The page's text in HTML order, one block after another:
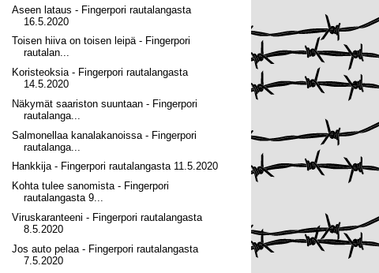
Aseen lataus - Fingerpori rautalangasta
16.5.2020
Toisen hiiva on toisen leipä - Fingerpori
rautalan...
Koristeoksia - Fingerpori rautalangasta
14.5.2020
Näkymät saariston suuntaan - Fingerpori
rautalanga...
Salmonellaa kanalakanoissa - Fingerpori
rautalanga...
Hankkija - Fingerpori rautalangasta 11.5.2020
Kohta tulee sanomista - Fingerpori
rautalangasta 9...
Viruskaranteeni - Fingerpori rautalangasta
8.5.2020
Jos auto pelaa - Fingerpori rautalangasta
7.5.2020